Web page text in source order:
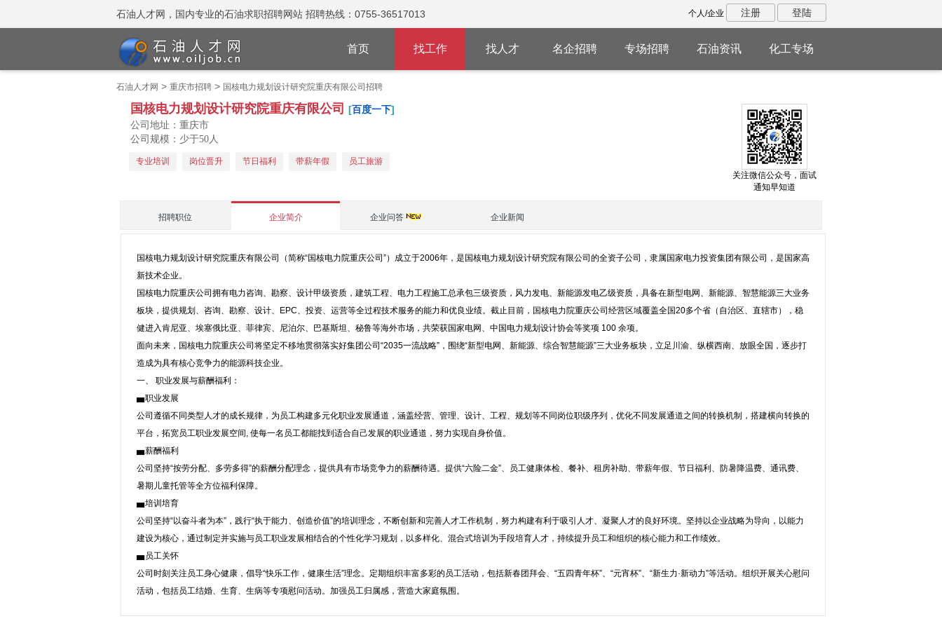
石油人才网，国内专业的石油求职招聘网站 招聘热线：0755-36517013 个人/企业 注册 登陆
首页 找工作 找人才 名企招聘 专场招聘 石油资讯 化工专场
石油人才网 > 重庆市招聘> 国核电力规划设计研究院重庆有限公司招聘
国核电力规划设计研究院重庆有限公司 [百度一下]
公司地址：重庆市
公司规模：少于50人
专业培训 岗位晋升 节日福利 带薪年假
员工旅游
关注微信公众号，面试
通知早知道
招聘职位 企业简介 企业问答 企业新闻
国核电力规划设计研究院重庆有限公司（简称“国核电力院重庆公司”）成立于2006年，是国核电力规划设计研究院有限公司的全资子公司，隶属国家电力投资集团有限公司，是国家高
新技术企业。
国核电力院重庆公司拥有电力咨询、勘察、设计甲级资质，建筑工程、电力工程施工总承包三级资质，风力发电、新能源发电乙级资质，具备在新型电网、新能源、智慧能源三大业务
板块，提供规划、咨询、勘察、设计、EPC、投资、运营等全过程技术服务的能力和优良业绩。截止目前，国核电力院重庆公司经营区域覆盖全国20多个省（自治区、直辖市），稳
健进入肯尼亚、埃塞俄比亚、菲律宾、尼泊尔、巴基斯坦、秘鲁等海外市场，共荣获国家电网、中国电力规划设计协会等奖项 100 余项。
面向未来，国核电力院重庆公司将坚定不移地贯彻落实好集团公司“2035一流战略”，围绕“新型电网、新能源、综合智慧能源”三大业务板块，立足川渝、纵横西南、放眼全国，逐步打
造成为具有核心竞争力的能源科技企业。
一、 职业发展与薪酬福利：
▅职业发展
公司遵循不同类型人才的成长规律，为员工构建多元化职业发展通道，涵盖经营、管理、设计、工程、规划等不同岗位职级序列，优化不同发展通道之间的转换机制，搭建横向转换的
平台，拓宽员工职业发展空间, 使每一名员工都能找到适合自己发展的职业通道，努力实现自身价值。
▅薪酬福利
公司坚持“按劳分配、多劳多得”的薪酬分配理念，提供具有市场竞争力的薪酬待遇。提供“六险二金”、员工健康体检、餐补、租房补助、带薪年假、节日福利、防暑降温费、通讯费、
暑期儿童托管等全方位福利保障。
▅培训培育
公司坚持“以奋斗者为本”，践行“执于能力、创造价值”的培训理念，不断创新和完善人才工作机制，努力构建有利于吸引人才、凝聚人才的良好环境。坚持以企业战略为导向，以能力
建设为核心，通过制定并实施与员工职业发展相结合的个性化学习规划，以多样化、混合式培训为手段培育人才，持续提升员工和组织的核心能力和工作绩效。
▅员工关怀
公司时刻关注员工身心健康，倡导“快乐工作，健康生活”理念。定期组织丰富多彩的员工活动，包括新春团拜会、“五四青年杯”、“元宵杯”、“新生力·新动力”等活动。组织开展关心慰问
活动，包括员工结婚、生育、生病等专项慰问活动。加强员工归属感，营造大家庭氛围。